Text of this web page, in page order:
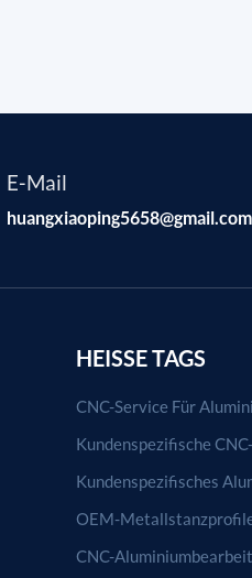
E-Mail
huangxiaoping5658@gmail.com
HEISSE TAGS
CNC-Service Für
Kundenspezifische
Kundenspezifisches
OEM-
CNC-